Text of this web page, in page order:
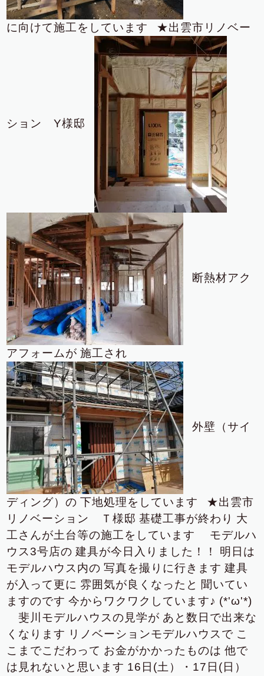
に向けて施工をしています ★出雲市リノベー
ション Y様邸
断熱材アク
アフォームが 施工され
外壁（サイ
ディング）の 下地処理をしています
★出雲市
リノベーション Ｔ様邸 基礎工事が終わり 大
工さんが土台等の施工をしています
モデルハ
ウス3号店の 建具が今日入りました！！
明日は
モデルハウス内の 写真を撮りに行きます 建具
が入って更に 雰囲気が良くなったと 聞いてい
ますのです 今からワクワクしています♪ (*'ω'*)
斐川モデルハウスの見学が あと数日で出来な
くなります リノベーションモデルハウスで こ
こまでこだわって お金がかかったものは 他で
は見れないと思います 16日(土）・17日(日）